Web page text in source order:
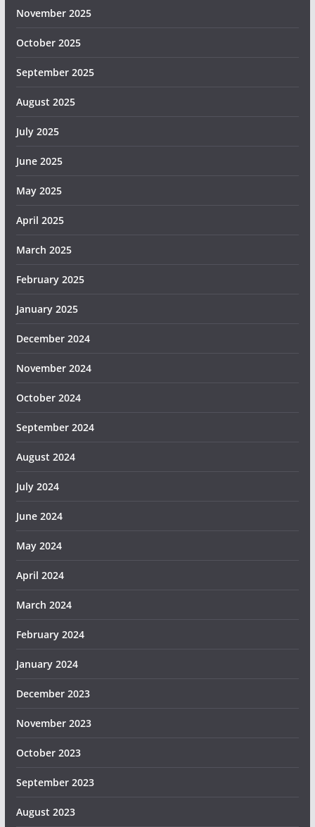
November 2025
October 2025
September 2025
August 2025
July 2025
June 2025
May 2025
April 2025
March 2025
February 2025
January 2025
December 2024
November 2024
October 2024
September 2024
August 2024
July 2024
June 2024
May 2024
April 2024
March 2024
February 2024
January 2024
December 2023
November 2023
October 2023
September 2023
August 2023